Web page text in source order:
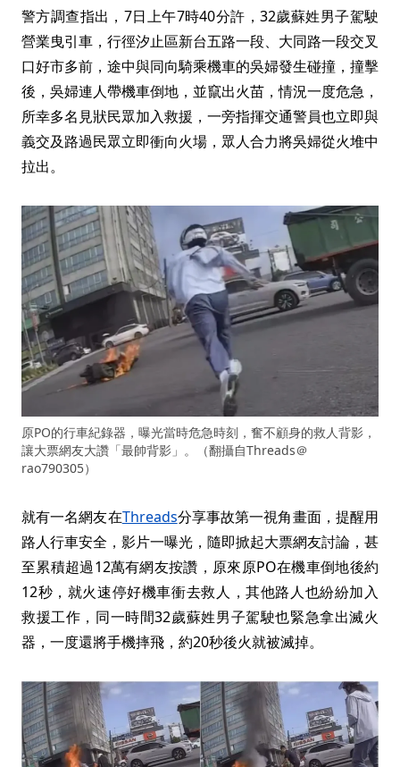
警方調查指出，7日上午7時40分許，32歲蘇姓男子駕駛
營業曳引車，行徑汐止區新台五路一段、大同路一段交叉
口好市多前，途中與同向騎乘機車的吳婦發生碰撞，撞擊
後，吳婦連人帶機車倒地，並竄出火苗，情況一度危急，
所幸多名見狀民眾加入救援，一旁指揮交通警員也立即與
義交及路過民眾立即衝向火場，眾人合力將吳婦從火堆中
拉出。
原PO的行車紀錄器，曝光當時危急時刻，奮不顧身的救人背影，
讓大票網友大讚「最帥背影」。（翻攝自Threads＠
rao790305）
就有一名網友在Threads分享事故第一視角畫面，提醒用
路人行車安全，影片一曝光，隨即掀起大票網友討論，甚
至累積超過12萬有網友按讚，原來原PO在機車倒地後約
12秒，就火速停好機車衝去救人，其他路人也紛紛加入
救援工作，同一時間32歲蘇姓男子駕駛也緊急拿出滅火
器，一度還將手機摔飛，約20秒後火就被滅掉。